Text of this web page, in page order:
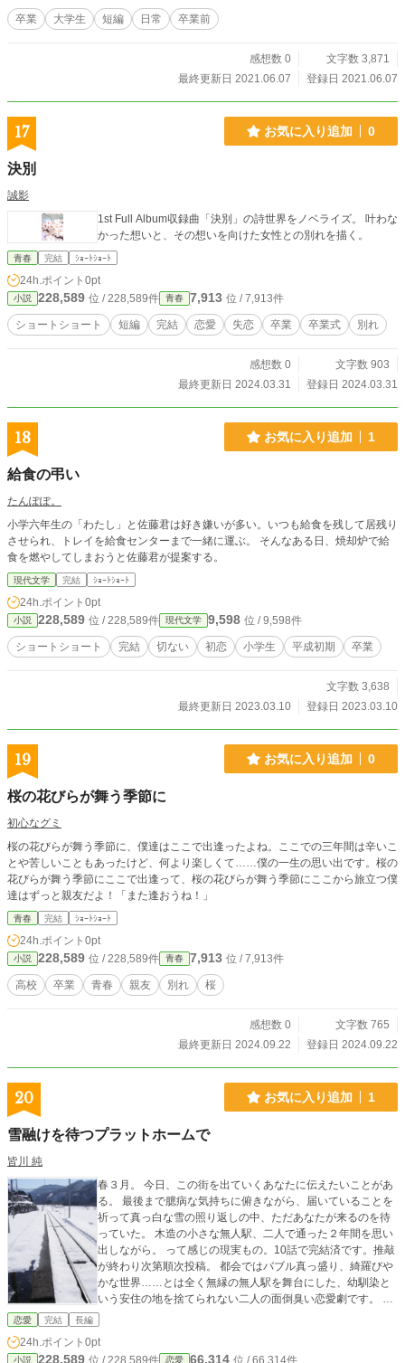
卒業 大学生 短編 日常 卒業前
感想数 0
文字数 3,871
最終更新日 2021.06.07
登録日 2021.06.07
17 お気に入り追加 0
決別
誠影
1st Full Album収録曲「決別」の詩世界をノベライズ。 叶わな
かった想いと、その想いを向けた女性との別れを描く。
青春 完結 ｼｮｰﾄｼｮｰﾄ
24h.ポイント 0pt
小説 228,589 位 / 228,589件 青春 7,913 位 / 7,913件
ショートショート 短編 完結 恋愛 失恋 卒業 卒業式 別れ
感想数 0
文字数 903
最終更新日 2024.03.31
登録日 2024.03.31
18 お気に入り追加 1
給食の弔い
たんぽぽ。
小学六年生の「わたし」と佐藤君は好き嫌いが多い。いつも給食を残して居残り
させられ、トレイを給食センターまで一緒に運ぶ。 そんなある日、焼却炉で給
食を燃やしてしまおうと佐藤君が提案する。
現代文学 完結 ｼｮｰﾄｼｮｰﾄ
24h.ポイント 0pt
小説 228,589 位 / 228,589件 現代文学 9,598 位 / 9,598件
ショートショート 完結 切ない 初恋 小学生 平成初期 卒業
文字数 3,638
最終更新日 2023.03.10
登録日 2023.03.10
19 お気に入り追加 0
桜の花びらが舞う季節に
初心なグミ
桜の花びらが舞う季節に、僕達はここで出逢ったよね。ここでの三年間は辛いこ
とや苦しいこともあったけど、何より楽しくて……僕の一生の思い出です。桜の
花びらが舞う季節にここで出逢って、桜の花びらが舞う季節にここから旅立つ僕
達はずっと親友だよ！「また逢おうね！」
青春 完結 ｼｮｰﾄｼｮｰﾄ
24h.ポイント 0pt
小説 228,589 位 / 228,589件 青春 7,913 位 / 7,913件
高校 卒業 青春 親友 別れ 桜
感想数 0
文字数 765
最終更新日 2024.09.22
登録日 2024.09.22
20 お気に入り追加 1
雪融けを待つプラットホームで
皆川 純
春３月。 今日、この街を出ていくあなたに伝えたいことがあ
る。 最後まで臆病な気持ちに俯きながら、届いていることを
祈って真っ白な雪の照り返しの中、ただあなたが来るのを待
っていた。 木造の小さな無人駅、二人で通った２年間を思い
出しながら。 って感じの現実もの。10話で完結済です。推敲
が終わり次第順次投稿。 都会ではバブル真っ盛り、綺羅びや
かな世界……とは全く無縁の無人駅を舞台にした、幼馴染と
いう安住の地を捨てられない二人の面倒臭い恋愛劇です。 可
能な限り地の文では名前を出さず、それでも登場人物がわか
主人公の幼馴染男女、弟、友人、４人以外は登場しない、と
恋愛 完結 長編
24h.ポイント 0pt
小説 228,589 位 / 228,589件 恋愛 66,314 位 / 66,314件